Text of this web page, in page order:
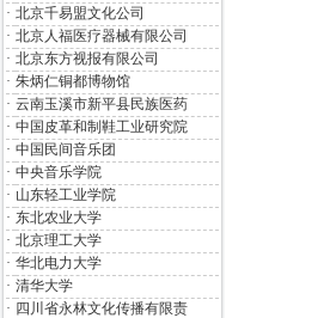
· 北京千易盟文化公司
· 北京人福医疗器械有限公司
· 北京东方视报有限公司
· 朱炳仁铜都博物馆
· 云南玉溪市新平县民族医药
· 中国皮革和制鞋工业研究院
· 中国民间音乐团
· 中央音乐学院
· 山东轻工业学院
· 东北农业大学
· 北京理工大学
· 华北电力大学
· 清华大学
· 四川省永林文化传播有限责